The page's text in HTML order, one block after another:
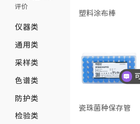
评价
仪器类
通用类
采样类
色谱类
防护类
检验类
塑料涂布棒
瓷珠菌种保存管